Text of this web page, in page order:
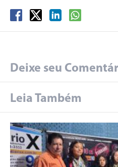
Deixe seu
Leia Também